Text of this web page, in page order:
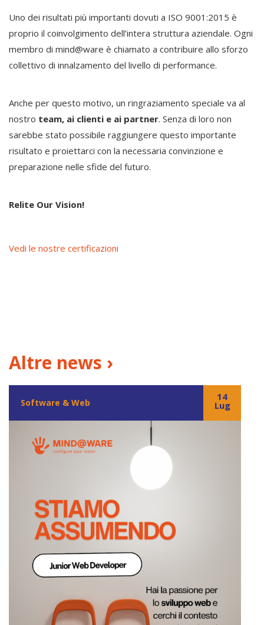
Uno dei risultati più importanti dovuti a ISO 9001:2015 è
proprio il coinvolgimento dell’intera struttura aziendale. Ogni
membro di mind@ware è chiamato a contribuire allo sforzo
collettivo di innalzamento del livello di performance.
Anche per questo motivo, un ringraziamento speciale va al
nostro team, ai clienti e ai partner. Senza di loro non
sarebbe stato possibile raggiungere questo importante
risultato e proiettarci con la necessaria convinzione e
preparazione nelle sfide del futuro.
Relite Our Vision!
Vedi le nostre certificazioni
Altre news ›
Software & Web
14
Lug